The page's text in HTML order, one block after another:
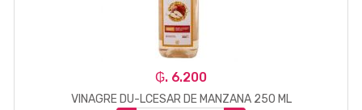
₲. 6.200
VINAGRE DU-LCESAR DE MANZANA 250 ML